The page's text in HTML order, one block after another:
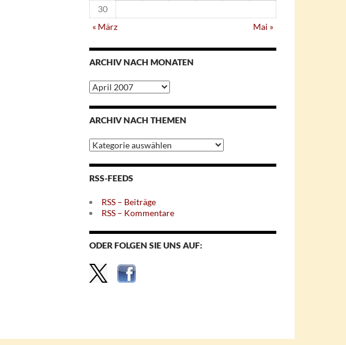
30
« März
Mai »
ARCHIV NACH MONATEN
Archiv
nach
Monaten
ARCHIV NACH THEMEN
Archiv
nach
Themen
RSS-FEEDS
RSS – Beiträge
RSS – Kommentare
ODER FOLGEN SIE UNS AUF: